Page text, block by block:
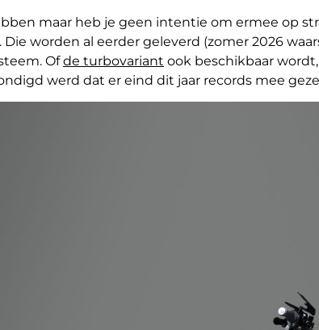
maar heb je geen intentie om ermee op
Die worden al eerder geleverd (zomer 2026
Ofde turbovariant ook beschikbaar
werd dat er eind dit jaar records mee